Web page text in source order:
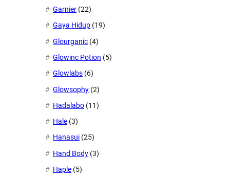
Garnier (22)
Gaya Hidup (19)
Glourganic (4)
Glowinc Potion (5)
Glowlabs (6)
Glowsophy (2)
Hadalabo (11)
Hale (3)
Hanasui (25)
Hand Body (3)
Haple (5)